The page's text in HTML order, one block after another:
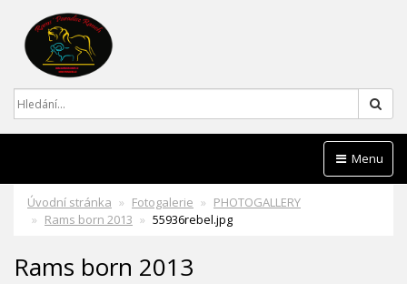
Menu
Úvodní stránka Fotogalerie
PHOTOGALLERY
Rams born 2013
55936rebel.jpg
Rams born 2013